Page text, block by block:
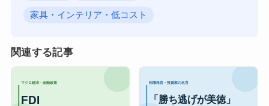
家具・インテリア・低コスト
関連する記事